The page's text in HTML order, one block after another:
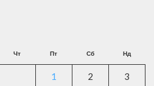
Чт Пт Сб Нд
1 2 3